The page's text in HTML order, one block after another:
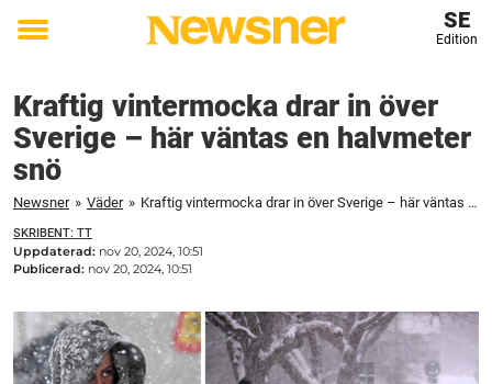
Toggle
SE
Edition
Kraftig vintermocka drar in över
Sverige – här väntas en halvmeter
snö
Newsner » Väder » Kraftig vintermocka drar in över Sverige – här väntas en halvmeter snö
SKRIBENT: TT
Uppdaterad: nov 20, 2024, 10:51
Publicerad: nov 20, 2024, 10:51